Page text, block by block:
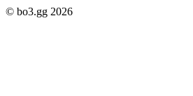
© bo3.gg 2026